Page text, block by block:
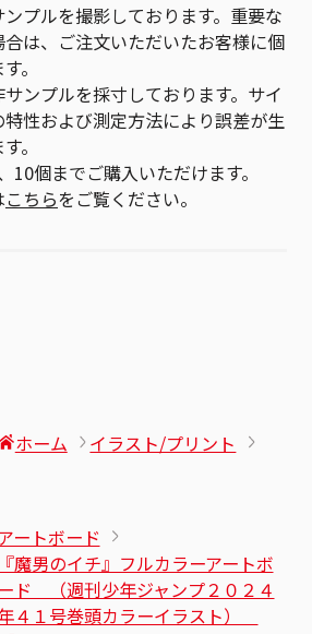
プルを撮影しております。重要な
は、ご注文いただいたお客様に個
。
ンプルを採寸しております。サイ
性および測定方法により誤差が生
。
個までご購入いただけます。
こちらをご覧ください。
ホーム イラスト/プリント
ートボード
『魔男のイチ』フルカラーアートボ
ード （週刊少年ジャンプ２０２４
４１号巻頭カラーイラスト）